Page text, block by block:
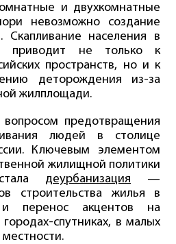
и двухкомнатные
невозможно создание
Скапливание населения в
приводит не только к
пространств, но и к
деторождения из-за
жилплощади.
вопросом предотвращения
людей в столице
Ключевым элементом
жилищной политики
деурбанизация —
строительства жилья в
перенос акцентов на
спутниках, в малых
местности.